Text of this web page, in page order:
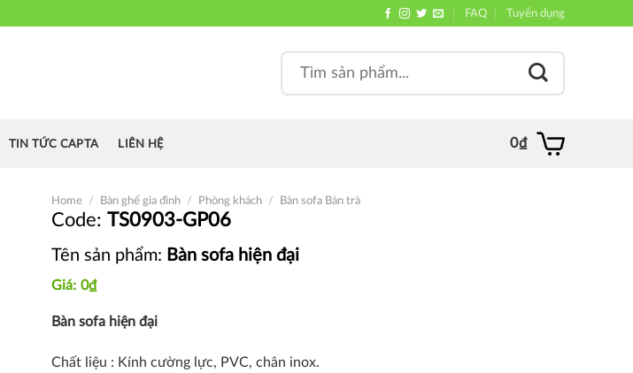
FAQ Tuyển dụng
for:
TIN TỨC CAPTA LIÊN HỆ 0₫
Home / Bàn ghế gia đình / Phòng khách / Bàn sofa Bàn trà
TS0903-GP06
Tên sản phẩm: Bàn sofa hiện đại
0₫
Bàn sofa hiện đại
Chất liệu : Kính cường lực, PVC, chân inox.